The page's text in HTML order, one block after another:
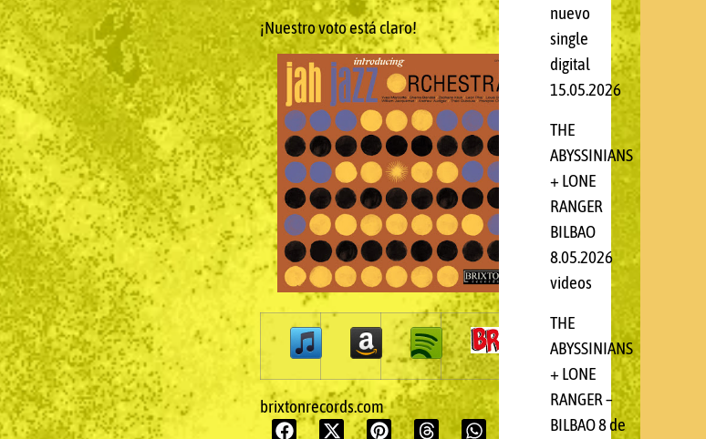
¡Nuestro voto está claro!
brixtonrecords.com
nuevo
single
digital
15.05.2026
THE
ABYSSINIANS
+ LONE
RANGER
BILBAO
8.05.2026
videos
THE
ABYSSINIANS
+ LONE
RANGER –
BILBAO 8 de